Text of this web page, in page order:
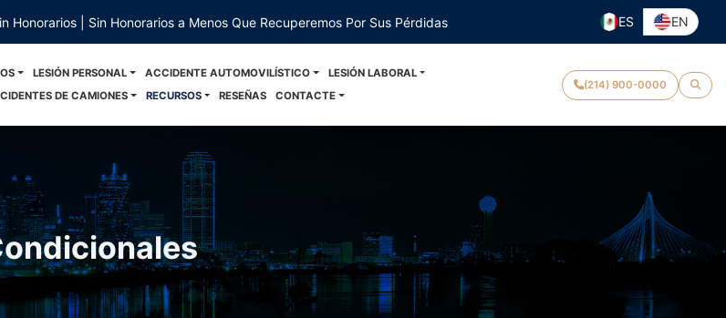
Honorarios | Sin Honorarios a Menos Que Recuperemos Por Sus Pérdidas ES EN
LESIÓN PERSONAL ACCIDENTE AUTOMOVILÍSTICO
LESIÓN LABORAL
DE CAMIONES
RECURSOS RESEÑAS CONTACTE
(214) 900-0000